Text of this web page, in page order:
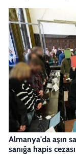
Almanya'da aşırı
sanığa hapis cezası